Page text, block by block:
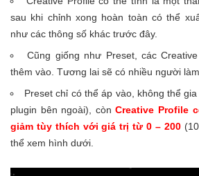
sau khi chỉnh xong hoàn toàn có thể
như các thông số khác trước đây.
Cũng giống như Preset, các
thêm vào. Tương lai sẽ có nhiều người
Preset chỉ có thể áp vào, không thể
plugin bên ngoài), cònCreative Profile
giảm tùy thích với giá trị từ 0 – 200
thể xem hình dưới.